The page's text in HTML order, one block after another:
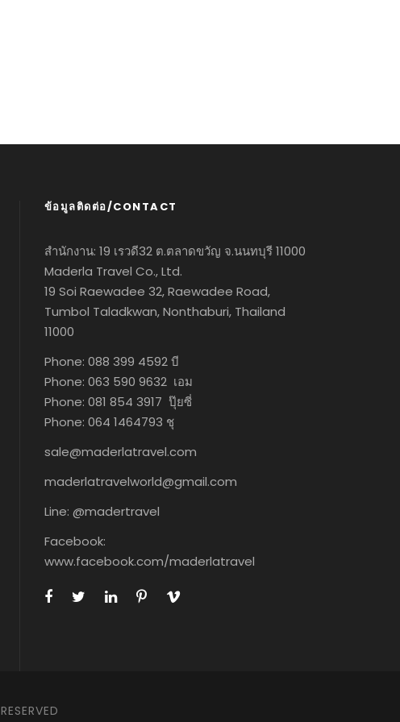
ข้อมูลติดต่อ/CONTACT
สำนักงาน: 19 เรวดี32 ต.ตลาดขวัญ จ.นนทบุรี 11000
Maderla Travel Co., Ltd.
19 Soi Raewadee 32, Raewadee Road,
Tumbol Taladkwan, Nonthaburi, Thailand
11000
Phone: 088 399 4592 บี
Phone: 063 590 9632 เอม
Phone: 081 854 3917 ปุ๊ยซี่
Phone: 064 1464793 ชุ
sale@maderlatravel.com
maderlatravelworld@gmail.com
Line: @madertravel
Facebook:
www.facebook.com/maderlatravel